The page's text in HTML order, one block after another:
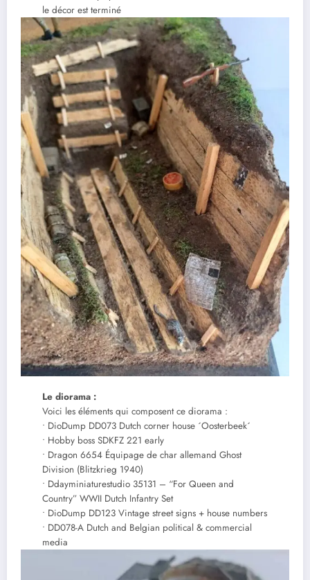
le décor est terminé
Le diorama :
Voici les éléments qui composent ce diorama :
• DioDump DD073 Dutch corner house ´Oosterbeek´
• Hobby boss SDKFZ 221 early
• Dragon 6654 Équipage de char allemand Ghost
Division (Blitzkrieg 1940)
• Ddayminiaturestudio 35131 – “For Queen and
Country” WWII Dutch Infantry Set
• DioDump DD123 Vintage street signs + house numbers
• DD078-A Dutch and Belgian political & commercial
media